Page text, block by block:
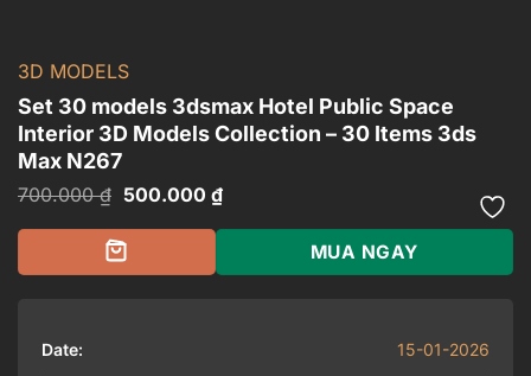
3D MODELS
Set 30 models 3dsmax Hotel Public Space
Interior 3D Models Collection – 30 Items 3ds
Max N267
700.000₫ Giá
là:
700.000 ₫.
500.000 ₫Giá
hiện
tại
MUA NGAY
Date: 15-01-2026